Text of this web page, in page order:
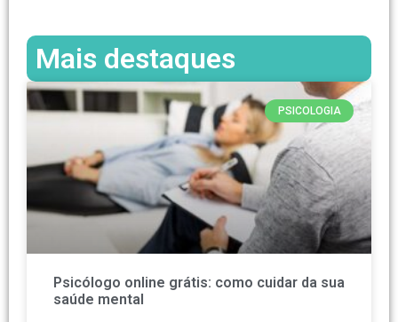
Mais destaques
PSICOLOGIA
Psicólogo online grátis: como cuidar da sua
saúde mental